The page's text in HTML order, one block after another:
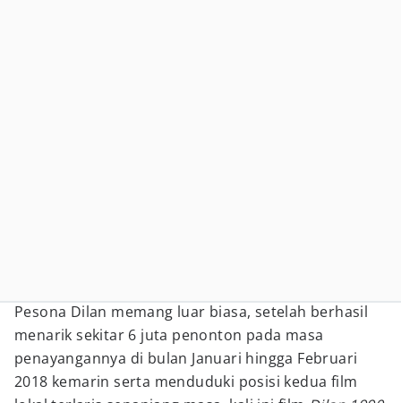
Pesona Dilan memang luar biasa, setelah berhasil
menarik sekitar 6 juta penonton pada masa
penayangannya di bulan Januari hingga Februari
2018 kemarin serta menduduki posisi kedua film